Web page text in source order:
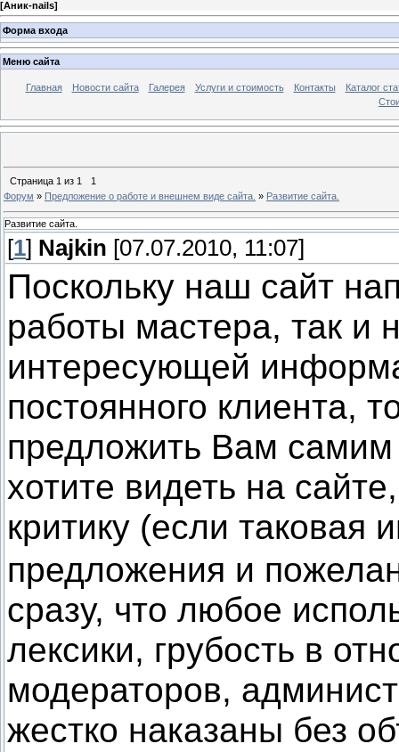
[Аник-nails]
Форма входа
Меню сайта
Главная Новости сайта Галерея Услуги и стоимость Контакты
Каталог
Страница 1 из 1
1
Форум » Предложение о работе и внешнем виде сайта. » Развитие сайта.
Развитие сайта.
[1] Najkin [07.07.2010, 11:07]
Поскольку наш сайт
работы мастера, так и
интересующей
постоянного клиента,
предложить Вам
хотите видеть на
критику (если таковая
предложения и
сразу, что любое
лексики, грубость в
модераторов,
жестко наказаны без